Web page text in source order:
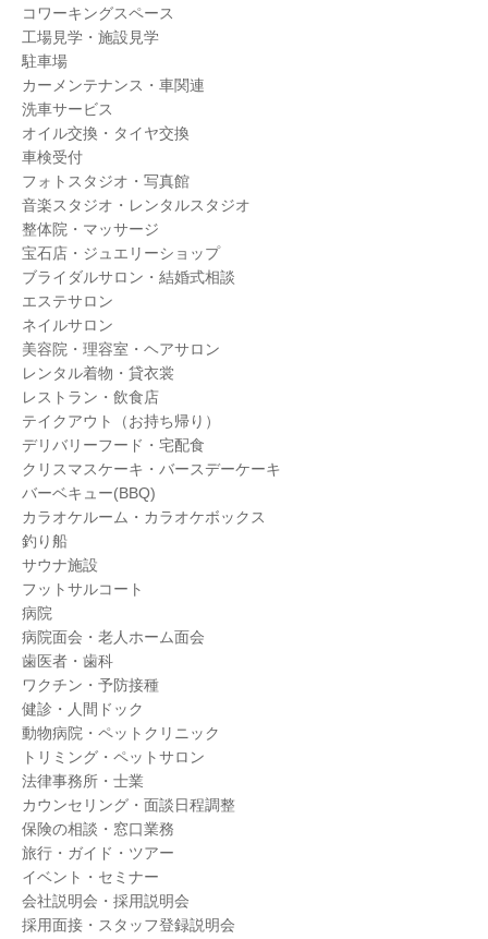
コワーキングスペース
工場見学・施設見学
駐車場
カーメンテナンス・車関連
洗車サービス
オイル交換・タイヤ交換
車検受付
フォトスタジオ・写真館
音楽スタジオ・レンタルスタジオ
整体院・マッサージ
宝石店・ジュエリーショップ
ブライダルサロン・結婚式相談
エステサロン
ネイルサロン
美容院・理容室・ヘアサロン
レンタル着物・貸衣裳
レストラン・飲食店
テイクアウト（お持ち帰り）
デリバリーフード・宅配食
クリスマスケーキ・バースデーケーキ
バーベキュー(BBQ)
カラオケルーム・カラオケボックス
釣り船
サウナ施設
フットサルコート
病院
病院面会・老人ホーム面会
歯医者・歯科
ワクチン・予防接種
健診・人間ドック
動物病院・ペットクリニック
トリミング・ペットサロン
法律事務所・士業
カウンセリング・面談日程調整
保険の相談・窓口業務
旅行・ガイド・ツアー
イベント・セミナー
会社説明会・採用説明会
採用面接・スタッフ登録説明会